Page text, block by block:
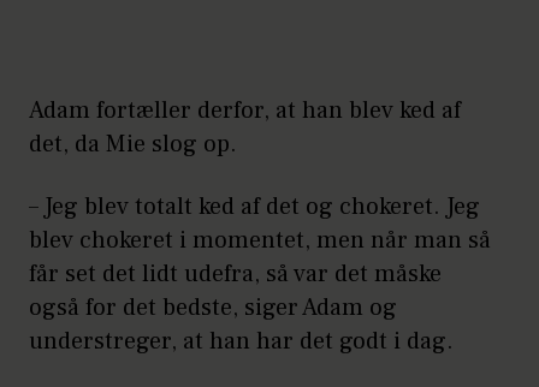
Adam fortæller derfor, at han blev ked af
det, da Mie slog op.
– Jeg blev totalt ked af det og chokeret. Jeg
blev chokeret i momentet, men når man så
får set det lidt udefra, så var det måske
også for det bedste, siger Adam og
understreger, at han har det godt i dag.